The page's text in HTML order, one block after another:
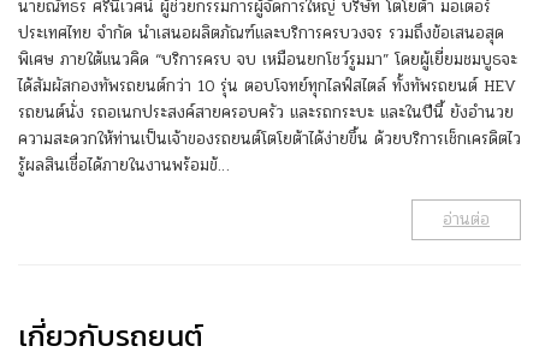
นายณัทธร ศรีนิเวศน์ ผู้ช่วยกรรมการผู้จัดการใหญ่ บริษัท โตโยต้า มอเตอร์
ประเทศไทย จำกัด นำเสนอผลิตภัณฑ์และบริการครบวงจร รวมถึงข้อเสนอสุด
พิเศษ ภายใต้แนวคิด “บริการครบ จบ เหมือนยกโชว์รูมมา” โดยผู้เยี่ยมชมบูธจะ
ได้สัมผัสกองทัพรถยนต์กว่า 10 รุ่น ตอบโจทย์ทุกไลฟ์สไตล์ ทั้งทัพรถยนต์ HEV
รถยนต์นั่ง รถอเนกประสงค์สายครอบครัว และรถกระบะ และในปีนี้ ยังอำนวย
ความสะดวกให้ท่านเป็นเจ้าของรถยนต์โตโยต้าได้ง่ายขึ้น ด้วยบริการเช็กเครดิตไว
รู้ผลสินเชื่อได้ภายในงานพร้อมข้…
อ่านต่อ
เกี่ยวกับรถยนต์